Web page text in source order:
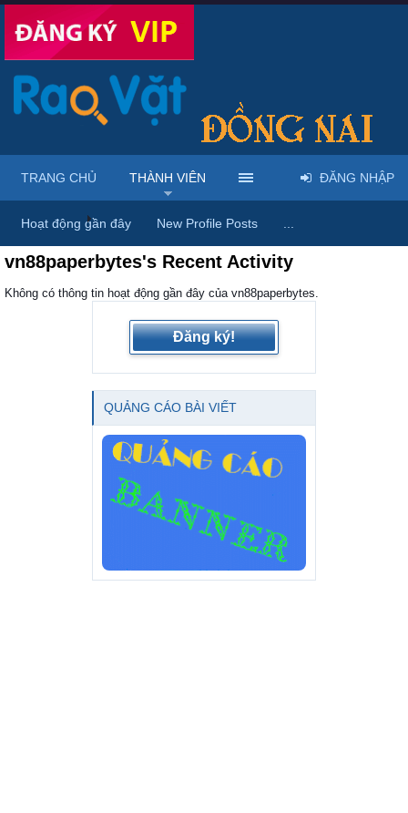
Trang chủ Thành viên
vn88paperbytes's Recent Activity
Không có thông tin hoạt động gần đây của vn88paperbytes.
Đăng ký!
QUẢNG CÁO BÀI VIẾT
TRANG CHỦ THÀNH VIÊN
Hoạt động gần đây New Profile Posts
ĐĂNG NHẬP